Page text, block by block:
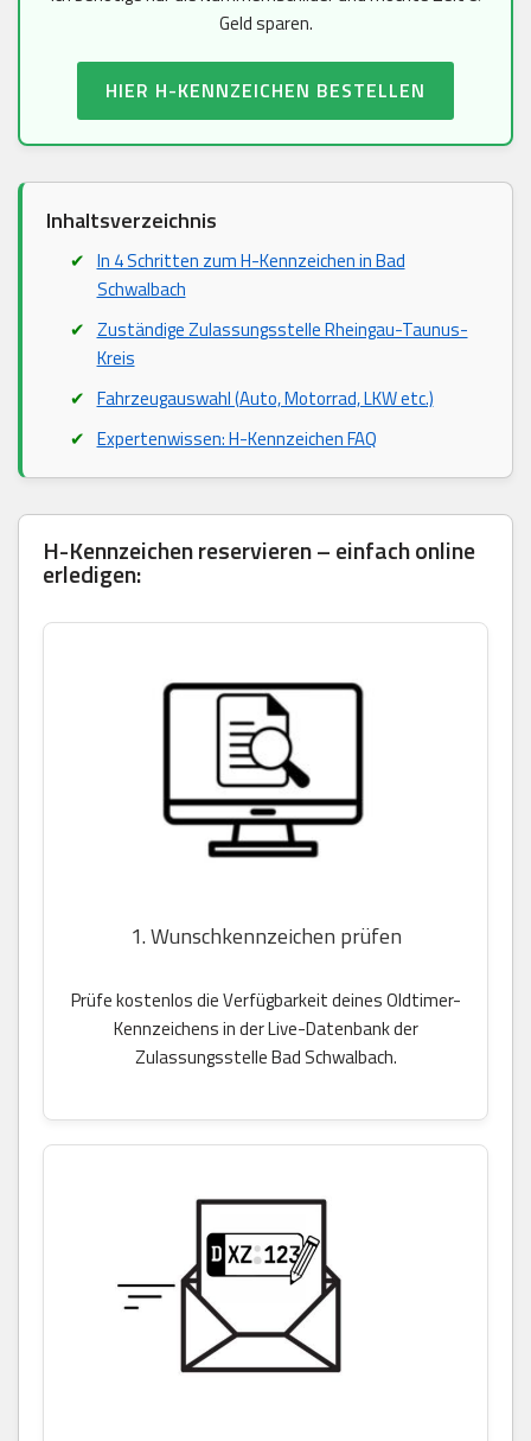
Geld sparen.
HIER H-KENNZEICHEN BESTELLEN
Inhaltsverzeichnis
In 4 Schritten zum H-Kennzeichen in Bad
Schwalbach
Zuständige Zulassungsstelle Rheingau-Taunus-
Kreis
Fahrzeugauswahl (Auto, Motorrad, LKW etc.)
Expertenwissen: H-Kennzeichen FAQ
H-Kennzeichen reservieren – einfach online
erledigen:
1. Wunschkennzeichen prüfen
Prüfe kostenlos die Verfügbarkeit deines Oldtimer-
Kennzeichens in der Live-Datenbank der
Zulassungsstelle Bad Schwalbach.